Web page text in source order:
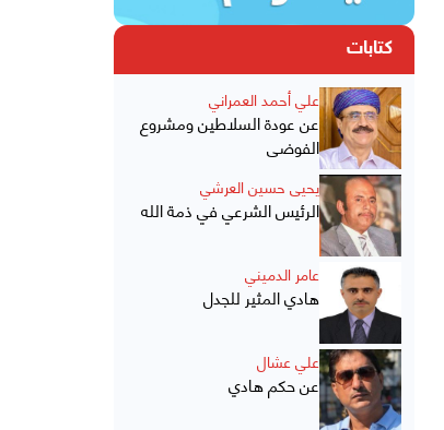
كتابات
علي أحمد العمراني
عن عودة السلاطين ومشروع
الفوضى
يحيى حسين العرشي
الرئيس الشرعي في ذمة الله
عامر الدميني
هادي المثير للجدل
علي عشال
عن حكم هادي